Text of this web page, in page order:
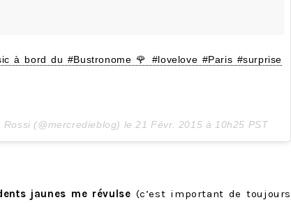
à bord du #Bustronome 🌹 #lovelove #Paris #surprise
Rossi (@mercredieblog) le21 Févr. 2015 à 10h25 PST
jaunes me révulse (c’est important de toujours